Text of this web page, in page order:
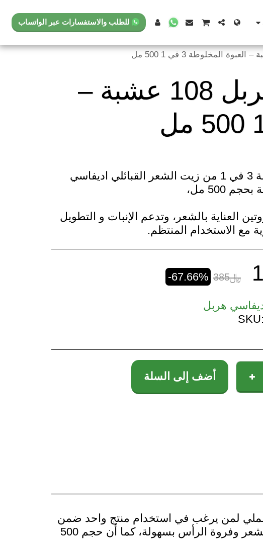
للطلب والاستفسارات عبر الواتساب
زيت الشعر القبائلي أديفاسي هربل 108 عشبة –
العبوة المخلوطة 3 في 1 من زيت الشعر القبائلي اديفاسي
العناية بالشعر، وتدعم الإنبات و التطويل
مع الاستخدام المنتظم.
﷼385
-67.66%
هربل
SKU:
أضف إلى السلة
لمن يرغب في استخدام منتج واحد ضمن
روتين العناية بالشعر. مناسبة للاستخدام الشخصي، وتساعد على تنظيم العناية بالشعر وفروة الرأس بسهولة، كما أن حجم 500